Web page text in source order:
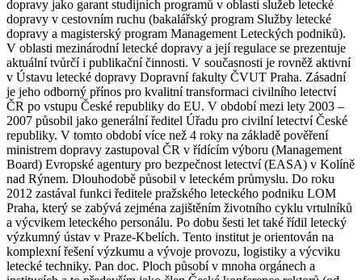
dopravy jako garant studijních programů v oblasti služeb letecké
dopravy v cestovním ruchu (bakalářský program Služby letecké
dopravy a magisterský program Management Leteckých podniků).
V oblasti mezinárodní letecké dopravy a její regulace se prezentuje
aktuální tvůrčí i publikační činnosti. V současnosti je rovněž aktivní
v Ústavu letecké dopravy Dopravní fakulty ČVUT Praha. Zásadní
je jeho odborný přínos pro kvalitní transformaci civilního letectví
ČR po vstupu České republiky do EU. V období mezi lety 2003 –
2007 působil jako generální ředitel Úřadu pro civilní letectví České
republiky. V tomto období více než 4 roky na základě pověření
ministrem dopravy zastupoval ČR v řídícím výboru (Management
Board) Evropské agentury pro bezpečnost letectví (EASA) v Kolíně
nad Rýnem. Dlouhodobě působil v leteckém průmyslu. Do roku
2012 zastával funkci ředitele pražského leteckého podniku LOM
Praha, který se zabývá zejména zajištěním životního cyklu vrtulníků
a výcvikem leteckého personálu. Po dobu šesti let také řídil letecký
výzkumný ústav v Praze-Kbelích. Tento institut je orientován na
komplexní řešení výzkumu a vývoje provozu, logistiky a výcviku
letecké techniky. Pan doc. Ploch působí v mnoha orgánech a